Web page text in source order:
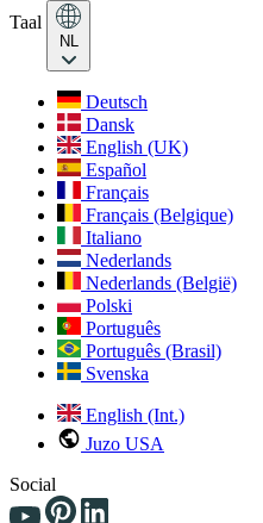
Taal
NL
Deutsch
Dansk
English (UK)
Español
Français
Français (Belgique)
Italiano
Nederlands
Nederlands (België)
Polski
Português
Português (Brasil)
Svenska
English (Int.)
Juzo USA
Social